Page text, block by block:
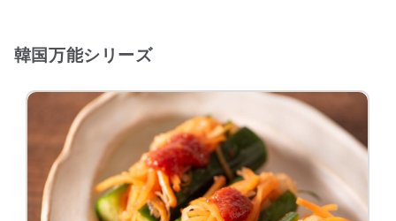
韓国万能シリーズ